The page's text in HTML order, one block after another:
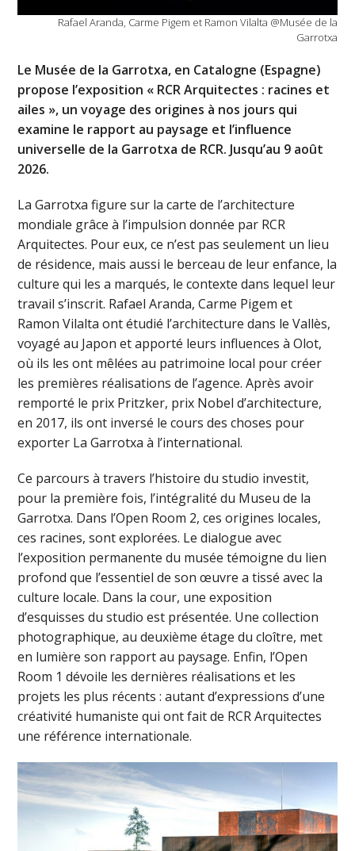
Rafael Aranda, Carme Pigem et Ramon Vilalta @Musée de la
Garrotxa
Le Musée de la Garrotxa, en Catalogne (Espagne)
propose l’exposition « RCR Arquitectes : racines et
ailes », un voyage des origines à nos jours qui
examine le rapport au paysage et l’influence
universelle de la Garrotxa de RCR. Jusqu’au 9 août
2026.
La Garrotxa figure sur la carte de l’architecture
mondiale grâce à l’impulsion donnée par RCR
Arquitectes. Pour eux, ce n’est pas seulement un lieu
de résidence, mais aussi le berceau de leur enfance, la
culture qui les a marqués, le contexte dans lequel leur
travail s’inscrit. Rafael Aranda, Carme Pigem et
Ramon Vilalta ont étudié l’architecture dans le Vallès,
voyagé au Japon et apporté leurs influences à Olot,
où ils les ont mêlées au patrimoine local pour créer
les premières réalisations de l’agence. Après avoir
remporté le prix Pritzker, prix Nobel d’architecture,
en 2017, ils ont inversé le cours des choses pour
exporter La Garrotxa à l’international.
Ce parcours à travers l’histoire du studio investit,
pour la première fois, l’intégralité du Museu de la
Garrotxa. Dans l’Open Room 2, ces origines locales,
ces racines, sont explorées. Le dialogue avec
l’exposition permanente du musée témoigne du lien
profond que l’essentiel de son œuvre a tissé avec la
culture locale. Dans la cour, une exposition
d’esquisses du studio est présentée. Une collection
photographique, au deuxième étage du cloître, met
en lumière son rapport au paysage. Enfin, l’Open
Room 1 dévoile les dernières réalisations et les
projets les plus récents : autant d’expressions d’une
créativité humaniste qui ont fait de RCR Arquitectes
une référence internationale.